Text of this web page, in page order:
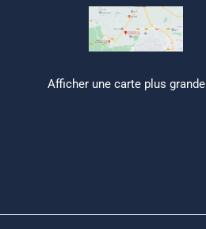
Afficher une carte plus grande